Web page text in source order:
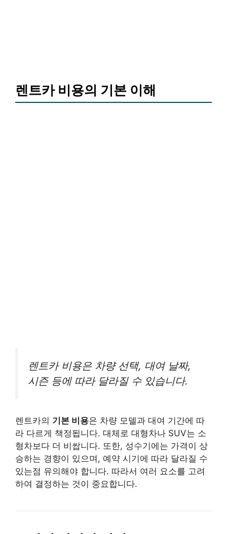
렌트카 비용의 기본 이해
렌트카 비용은 차량 선택, 대여 날짜,
시즌 등에 따라 달라질 수 있습니다.
렌트카의 기본 비용은 차량 모델과 대여 기간에 따
라 다르게 책정됩니다. 대체로 대형차나 SUV는 소
형차보다 더 비쌉니다. 또한, 성수기에는 가격이 상
승하는 경향이 있으며, 예약 시기에 따라 달라질 수
있는점 유의해야 합니다. 따라서 여러 요소를 고려
하여 결정하는 것이 중요합니다.